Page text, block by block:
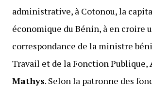
administrative, à Cotonou, la
économique du Bénin, à en croire
correspondance de la ministre
Travail et de la Fonction Publique,
Mathys. Selon la patronne des